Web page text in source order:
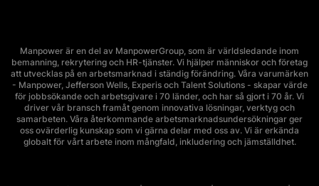
Manpower är en del av ManpowerGroup, som är världsledande inom
bemanning, rekrytering och HR-tjänster. Vi hjälper människor och företag
att utvecklas på en arbetsmarknad i ständig förändring. Våra varumärken
- Manpower, Jefferson Wells, Experis och Talent Solutions - skapar värde
för jobbsökande och arbetsgivare i 70 länder, och har så gjort i 70 år. Vi
driver vår bransch framåt genom innovativa lösningar, verktyg och
samarbeten. Våra återkommande arbetsmarknadsundersökningar ger
oss ovärderlig kunskap som vi gärna delar med oss av. Vi är erkända
globalt för vårt arbete inom mångfald, inkludering och jämställdhet.